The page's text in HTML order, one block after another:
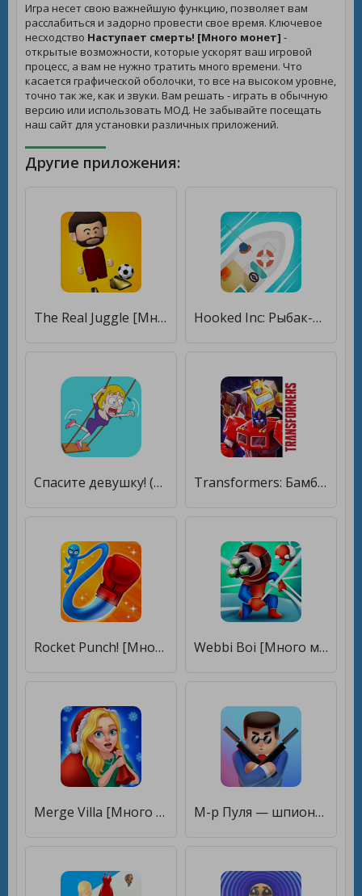
Игра несет свою важнейшую функцию, позволяет вам
расслабиться и задорно провести свое время. Ключевое
несходство Наступает смерть! [Много монет] -
открытые возможности, которые ускорят ваш игровой
процесс, а вам не нужно тратить много времени. Что
касается графической оболочки, то все на высоком уровне,
точно так же, как и звуки. Вам решать - играть в обычную
версию или использовать МОД. Не забывайте посещать
наш сайт для установки различных приложений.
Другие приложения:
The Real Juggle [Много монет] Hooked Inc: Рыбак-олигарх [Много монет]
Спасите девушку! (Save the Girl!) [Много монет] Transformers: Бамблби Форсаж [Много монет]
Rocket Punch! [Много монет] Webbi Boi [Много монет]
Merge Villa [Много монет] М-р Пуля — шпионские задачки [Много монет]